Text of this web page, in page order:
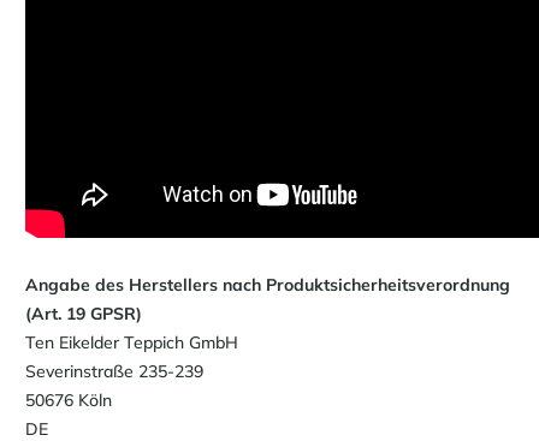
Angabe des Herstellers nach Produktsicherheitsverordnung
(Art. 19 GPSR)
Ten Eikelder Teppich GmbH
Severinstraße 235-239
50676 Köln
DE